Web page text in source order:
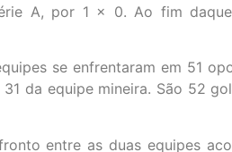
A, por 1 x 0. Ao fim
se enfrentaram em 51
31 da equipe mineira. São 52
entre as duas equipes